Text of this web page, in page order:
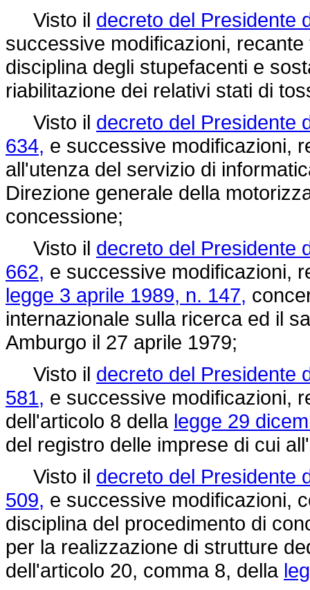
Visto il decreto del Presidente
successive modificazioni,
disciplina degli stupefacenti e
riabilitazione dei relativi stati di
Visto il decreto del Presidente
634, e successive modificazioni,
all'utenza del servizio di
Direzione generale della
concessione;
Visto il decreto del Presidente
662, e successive modificazioni,
legge 3 aprile 1989, n. 147,
internazionale sulla ricerca ed il
Amburgo il 27 aprile 1979;
Visto il decreto del Presidente
581, e successive modificazioni,
dell'articolo 8 della legge 29
del registro delle imprese di cui
Visto il decreto del Presidente
509, e successive modificazioni,
disciplina del procedimento di
per la realizzazione di strutture
dell'articolo 20, comma 8, della